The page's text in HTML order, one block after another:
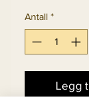
Antall *
Legg